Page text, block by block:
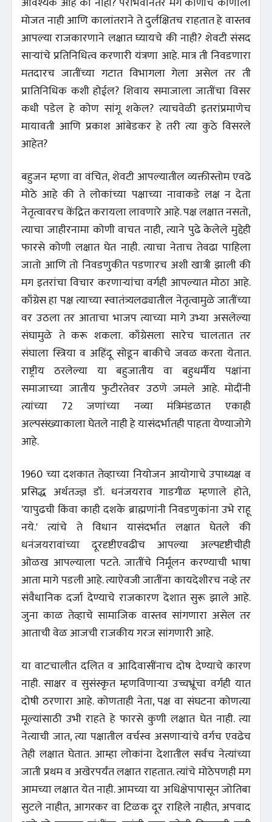
मोजत नाही आणि कालांतराने ते दुर्लक्षितच राहतात हे वास्तव
आपल्या राजकारणाने लक्षात घ्यायचे की नाही? शेवटी संसद
साऱ्यांचे प्रतिनिधित्व करणारी यंत्रणा आहे. मात्र ती निवडणारा
मतदारच जातींच्या गटात विभागला गेला असेल तर ती
प्रातिनिधिक कशी होईल? शिवाय समाजाला जातींचा विसर
कधी पडेल हे कोण सांगू शकेल? त्याचवेळी इतरांप्रमाणेच
मायावती आणि प्रकाश आंबेडकर हे तरी त्या कुठे विसरले
आहेत?
बहुजन म्हणा वा वंचित, शेवटी आपल्यातील व्यक्तीस्तोम एवढे
मोठे आहे की ते लोकांच्या पक्षाच्या नावाकडे लक्ष न देता
नेतृत्वावरच केंद्रित करायला लावणारे आहे. पक्ष लक्षात नसतो,
त्याचा जाहीरनामा कोणी वाचत नाही, त्याने पुढे केलेले मुद्देही
फारसे कोणी लक्षात घेत नाही. त्याचा नेताच तेवढा पाहिला
जातो आणि तो निवडणुकीत पडणारच अशी खात्री झाली की
मग इतरांचा विचार करणाऱ्यांचा वर्गही आपल्यात मोठा आहे.
काँग्रेस हा पक्ष त्याच्या स्वातंत्र्यलढ्यातील नेतृत्वामुळे जातींच्या
वर उठला तर आताचा भाजप त्याच्या मागे उभ्या असलेल्या
संघामुळे ते करू शकला. काँग्रेसला सारेच चालतात तर
संघाला स्त्रिया व अहिंदू सोडून बाकीचे जवळ करता येतात.
राष्ट्रीय ठरलेल्या या बहुजातीय वा बहुधर्मीय पक्षांना
समाजाच्या जातीय फुटीरतेवर उठणे जमले आहे. मोदींनी
त्यांच्या 72 जणांच्या नव्या मंत्रिमंडळात एकाही
अल्पसंख्याकाला घेतले नाही हे यासंदर्भातही पाहता येण्याजोगे
आहे.
1960 च्या दशकात तेव्हाच्या नियोजन आयोगाचे उपाध्यक्ष व
प्रसिद्ध अर्थतज्ज्ञ डॉ. धनंजयराव गाडगीळ म्हणाले होते,
'यापुढची किंवा काही दशके ब्राह्मणांनी निवडणुकांना उभे राहू
नये.' त्यांचे ते विधान यासंदर्भात लक्षात घेतले की
धनंजयरावांच्या दूरदृष्टीएवढीच आपल्या अल्पदृष्टीचीही
ओळख आपल्याला पटते. जातींचे निर्मूलन करण्याची भाषा
आता मागे पडली आहे. त्याऐवजी जातींना कायदेशीरच नव्हे तर
संवैधानिक दर्जा देण्याचे राजकारण देशात सुरू झाले आहे.
जुना काळ तेव्हाचे सामाजिक वास्तव सांगणारा असेल तर
आताची वेळ आजची राजकीय गरज सांगणारी आहे.
या वाटचालीत दलित व आदिवासींनाच दोष देण्याचे कारण
नाही. साक्षर व सुसंस्कृत म्हणविणाऱ्या उच्चभ्रूंचा वर्गही यात
दोषी ठरणारा आहे. कोणताही नेता, पक्ष वा संघटना कोणत्या
मूल्यांसाठी उभी राहते हे फारसे कुणी लक्षात घेत नाही. त्या
नेत्याची जात, त्या पक्षातील वर्चस्व असणाऱ्यांचे वर्गच एवढेच
तेही लक्षात घेतात. आम्हा लोकांना देशातील सर्वच नेत्यांच्या
जाती प्रथम व अखेरपर्यंत लक्षात राहतात. त्यांचे मोठेपणही मग
आमच्या लक्षात येत नाही. आमच्या या अधिक्षेपापासून जोतिबा
सुटले नाहीत, आगरकर वा टिळक दूर राहिले नाहीत, अपवाद